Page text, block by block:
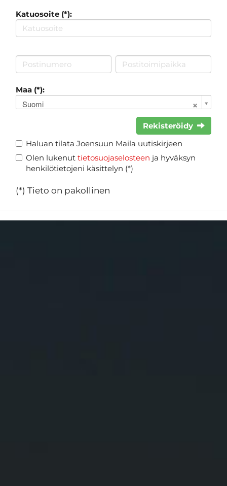
Katuosoite (*):
Maa (*):
Suomi
Rekisteröidy
Haluan tilata Joensuun Maila uutiskirjeen
Olen lukenut tietosuojaselosteen ja hyväksyn
henkilötietojeni käsittelyn (*)
(*) Tieto on pakollinen